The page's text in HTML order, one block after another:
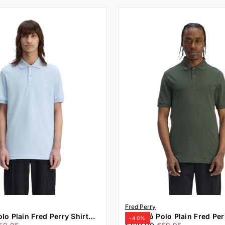
Plain Fred Perry Shirt
Fred Perry
Ανδρικό Polo Plain Fred
-40%